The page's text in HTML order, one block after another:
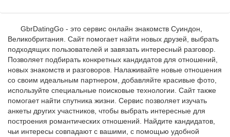
GbrDatingGo - это сервис онлайн знакомств Суиндон,
Великобритания. Сайт помогает найти новых друзей, выбрать
подходящих пользователей и завязать интересный разговор.
Позволяет подбирать конкретных кандидатов для отношений,
новых знакомств и разговоров. Налаживайте новые отношения
со своим идеальным партнером, добавляйте красивые фото,
используйте специальные поисковые технологии. Сайт также
помогает найти спутника жизни. Сервис позволяет изучать
анкеты других участников, чтобы выбрать интересные для
построения романтических отношений. Найдите кандидатов,
чьи интересы совпадают с вашими, с помощью удобной